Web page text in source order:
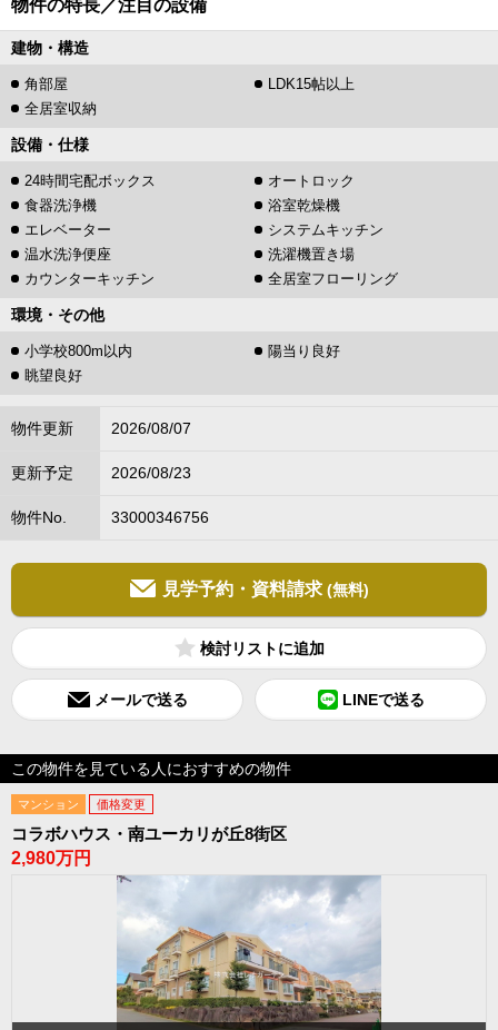
物件の特長／注目の設備
建物・構造
角部屋
LDK15帖以上
全居室収納
設備・仕様
24時間宅配ボックス
オートロック
食器洗浄機
浴室乾燥機
エレベーター
システムキッチン
温水洗浄便座
洗濯機置き場
カウンターキッチン
全居室フローリング
環境・その他
小学校800m以内
陽当り良好
眺望良好
物件更新 2026/08/07
更新予定 2026/08/23
物件No. 33000346756
見学予約・資料請求 (無料)
検討リスト
メールで送る LINEで送る
この物件を見ている人におすすめの物件
マンション 価格変更
コラボハウス・南ユーカリが丘8街区
2,980万円